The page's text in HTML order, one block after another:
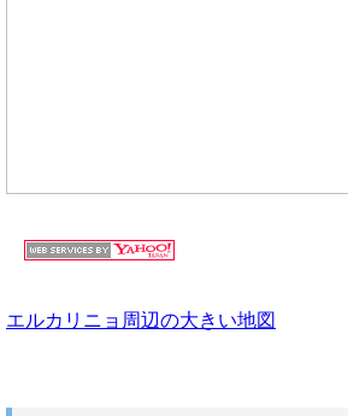
エルカリニョ周辺の大きい地図